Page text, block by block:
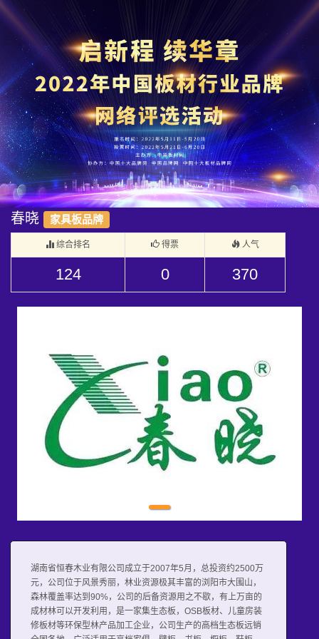
春晓 家具板品牌
综合排名 得票 人气
124 0 370
湖南省恒春木业有限公司成立于2007年5月，总投资约2500万
元，公司位于风景秀丽，林业资源极其丰富的浏阳市大围山，
森林覆盖率达到90%，公司的后备资源用之不歇，有上万亩的
成材林可以开发利用，是一家集生态板，OSB板材、儿童房装
修板材等环保型林产品加工企业，公司生产的高档生态板远销